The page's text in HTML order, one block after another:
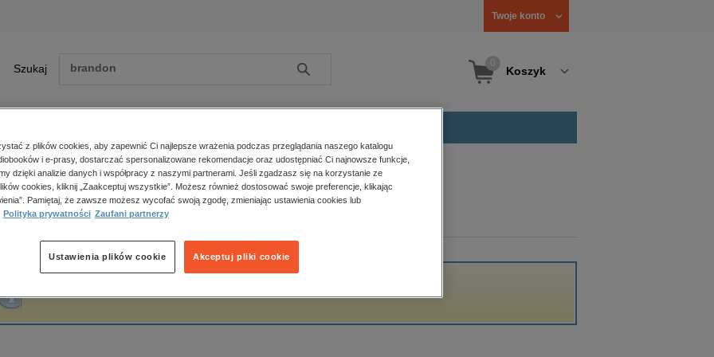
Twoje konto
Szukaj Szukaj Koszyk
Zobacz wszystkie E-prasa
polityka, społeczno-informacyjne
psychologiczne
popularno-naukowe
historia
główna Grębecka Zuzanna
Zuzanna
z plików cookies, aby zapewnić Ci najlepsze wrażenia podczas przeglądania naszego katalogu
i e-prasy, dostarczać spersonalizowane rekomendacje oraz udostępniać Ci najnowsze funkcje,
dzięki analizie danych i współpracy z naszymi partnerami. Jeśli zgadzasz się na korzystanie ze
cookies, kliknij „Zaakceptuj wszystkie”. Możesz również dostosować swoje preferencje, klikając
Pamiętaj, że zawsze możesz wycofać swoją zgodę, zmieniając ustawienia cookies lub
Polityka prywatności Zaufani partnerzy
Akceptuj pliki cookie
Ustawienia plików cookie